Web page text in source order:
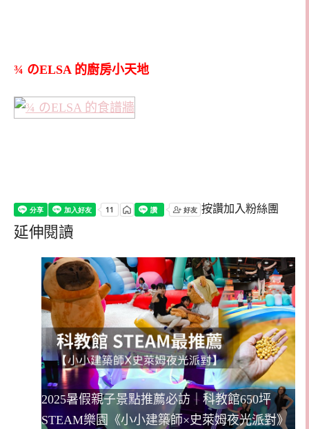
¾ のELSA 的廚房小天地
按讚加入粉絲團
延伸閱讀
2025暑假親子景點推薦必訪｜科教館650坪
STEAM樂園《小小建築師×史萊姆夜光派對》